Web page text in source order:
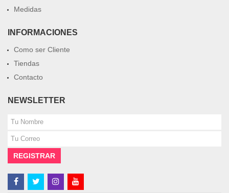
Medidas
INFORMACIONES
Como ser Cliente
Tiendas
Contacto
NEWSLETTER
REGISTRAR